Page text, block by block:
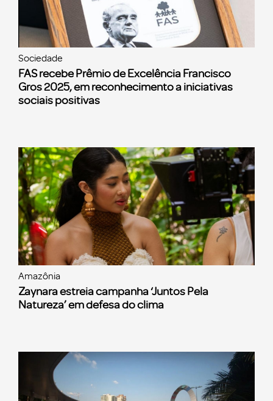
Sociedade
FAS recebe Prêmio de Excelência Francisco
Gros 2025, em reconhecimento a iniciativas
sociais positivas
Amazônia
Zaynara estreia campanha ‘Juntos Pela
Natureza’ em defesa do clima